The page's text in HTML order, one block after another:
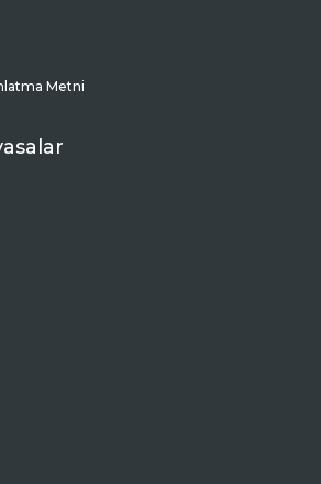
Metni